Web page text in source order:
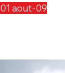
aout-09